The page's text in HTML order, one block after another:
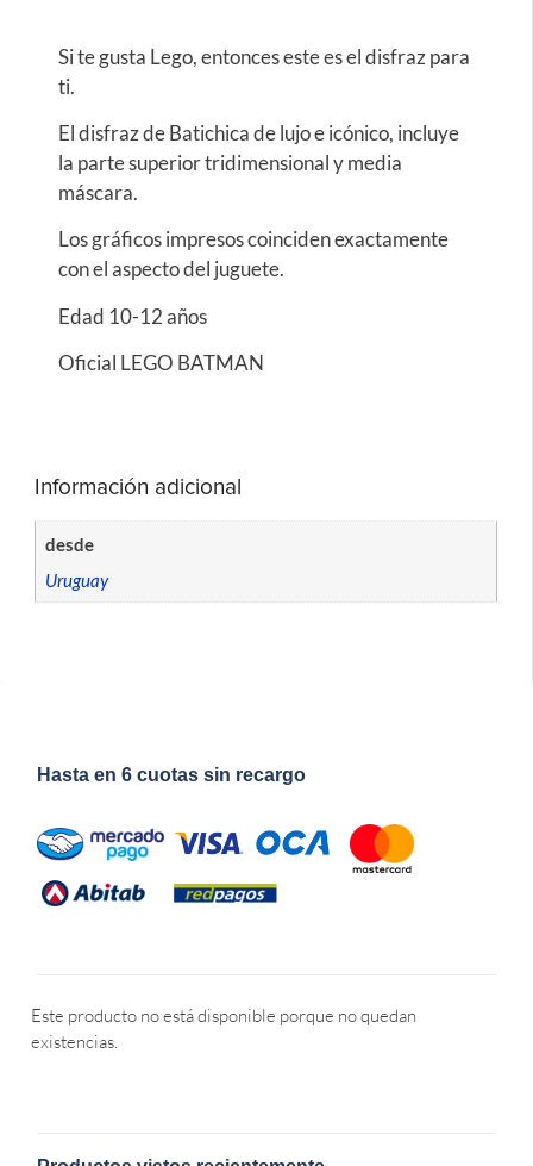
Si te gusta Lego, entonces este es el disfraz para
ti.
El disfraz de Batichica de lujo e icónico, incluye
la parte superior tridimensional y media
máscara.
Los gráficos impresos coinciden exactamente
con el aspecto del juguete.
Edad 10-12 años
Oficial LEGO BATMAN
Información adicional
desde
Uruguay
Hasta en 6 cuotas sin recargo
Este producto no está disponible porque no quedan
existencias.